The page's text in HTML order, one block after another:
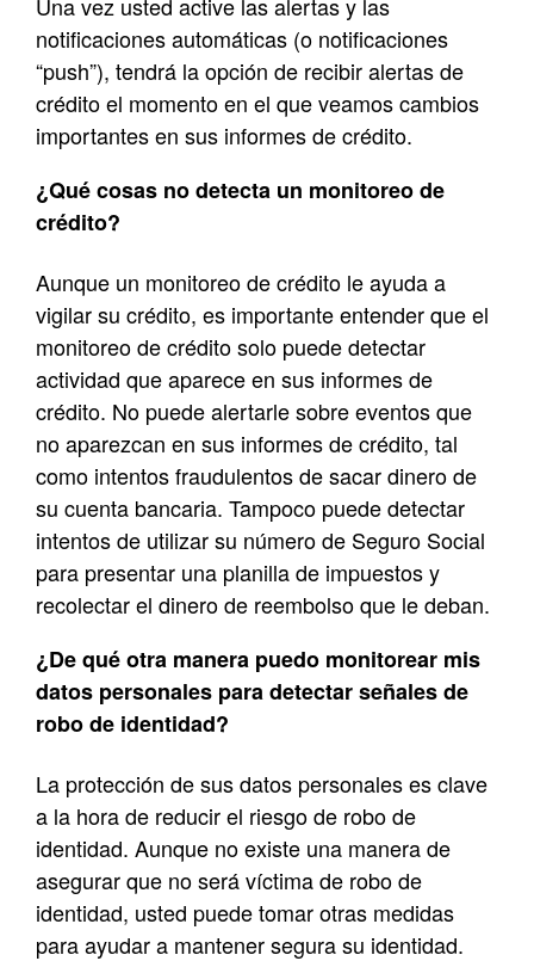
notificaciones automáticas (o notificaciones
“push”), tendrá la opción de recibir alertas de
crédito el momento en el que veamos cambios
importantes en sus informes de crédito.
¿Qué cosas no detecta un monitoreo de
crédito?
Aunque un monitoreo de crédito le ayuda a
vigilar su crédito, es importante entender que el
monitoreo de crédito solo puede detectar
actividad que aparece en sus informes de
crédito. No puede alertarle sobre eventos que
no aparezcan en sus informes de crédito, tal
como intentos fraudulentos de sacar dinero de
su cuenta bancaria. Tampoco puede detectar
intentos de utilizar su número de Seguro Social
para presentar una planilla de impuestos y
recolectar el dinero de reembolso que le deban.
¿De qué otra manera puedo monitorear mis
datos personales para detectar señales de
robo de identidad?
La protección de sus datos personales es clave
a la hora de reducir el riesgo de robo de
identidad. Aunque no existe una manera de
asegurar que no será víctima de robo de
identidad, usted puede tomar otras medidas
para ayudar a mantener segura su identidad.